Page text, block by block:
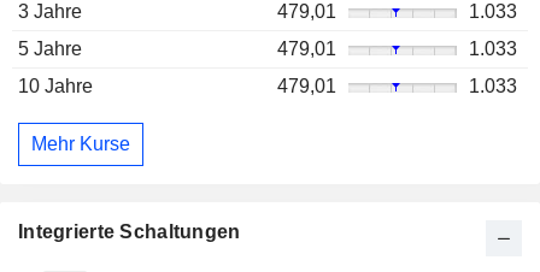
3 Jahre
479,01
1.033
5 Jahre
479,01
1.033
10 Jahre
479,01 1.033
Mehr Kurse
Integrierte Schaltungen